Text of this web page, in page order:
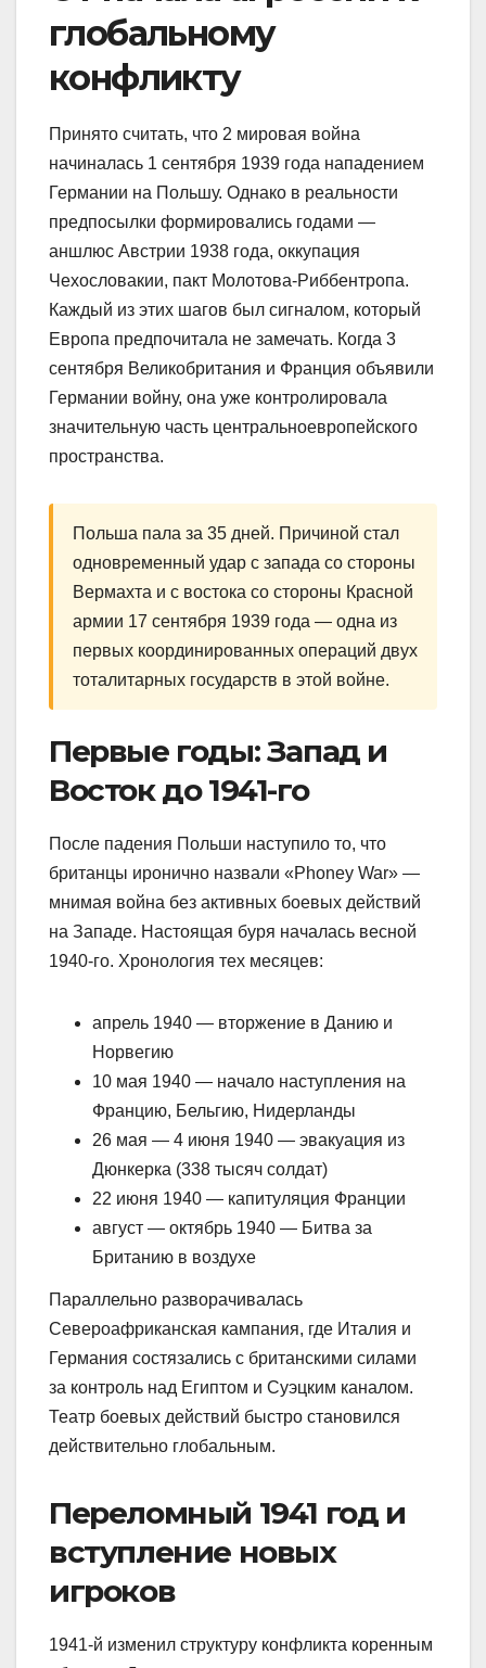
глобальному
конфликту
Принято считать, что 2 мировая война
начиналась 1 сентября 1939 года нападением
Германии на Польшу. Однако в реальности
предпосылки формировались годами —
аншлюс Австрии 1938 года, оккупация
Чехословакии, пакт Молотова-Риббентропа.
Каждый из этих шагов был сигналом, который
Европа предпочитала не замечать. Когда 3
сентября Великобритания и Франция объявили
Германии войну, она уже контролировала
значительную часть центральноевропейского
пространства.
Польша пала за 35 дней. Причиной стал
одновременный удар с запада со стороны
Вермахта и с востока со стороны Красной
армии 17 сентября 1939 года — одна из
первых координированных операций двух
тоталитарных государств в этой войне.
Первые годы: Запад и
Восток до 1941-го
После падения Польши наступило то, что
британцы иронично назвали «Phoney War» —
мнимая война без активных боевых действий
на Западе. Настоящая буря началась весной
1940-го. Хронология тех месяцев:
апрель 1940 — вторжение в Данию и
Норвегию
10 мая 1940 — начало наступления на
Францию, Бельгию, Нидерланды
26 мая — 4 июня 1940 — эвакуация из
Дюнкерка (338 тысяч солдат)
22 июня 1940 — капитуляция Франции
август — октябрь 1940 — Битва за
Британию в воздухе
Параллельно разворачивалась
Североафриканская кампания, где Италия и
Германия состязались с британскими силами
за контроль над Египтом и Суэцким каналом.
Театр боевых действий быстро становился
действительно глобальным.
Переломный 1941 год и
вступление новых
игроков
1941-й изменил структуру конфликта коренным